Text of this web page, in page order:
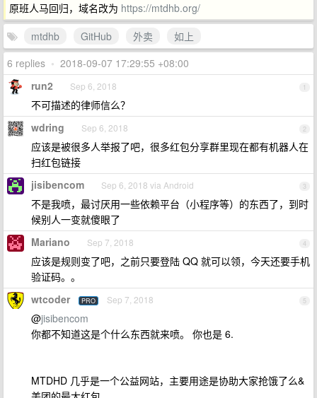
原班人马回归，域名改为 https://mtdhb.org/
mtdhb
GitHub 外卖
如上
6 replies • 2018-09-07 17:29:55 +08:00
1
run2 Sep 6, 2018
不可描述的律师信么？
2
wdring Sep 6, 2018
应该是被很多人举报了吧，很多红包分享群里现在都有机器人在
扫红包链接
3
jisibencom Sep 6, 2018 via Android
不是我喷，最讨厌用一些依赖平台（小程序等）的东西了，到时
候别人一变就傻眼了
4
Mariano Sep 7, 2018
应该是规则变了吧，之前只要登陆 QQ 就可以领，今天还要手机
验证码。。
5
wtcoder PRO Sep 7, 2018
@jisibencom
你都不知道这是个什么东西就来喷。 你也是 6.
MTDHD 几乎是一个公益网站，主要用途是协助大家抢饿了么&